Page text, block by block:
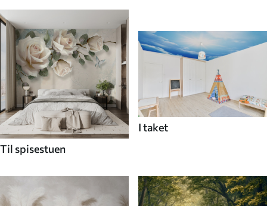
Til spisestuen
I taket